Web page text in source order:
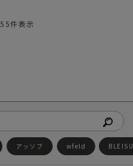
55件表示
アッソブ wfeld